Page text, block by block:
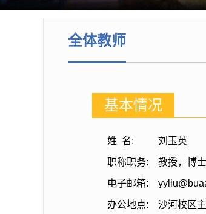
全体教师
基本情况
姓 名: 刘玉英
职称职务: 教授，博
电子邮箱:
办公地点: 沙河校区